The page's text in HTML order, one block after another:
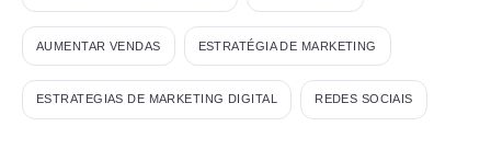
AUMENTAR VENDAS ESTRATÉGIA DE MARKETING
ESTRATEGIAS DE MARKETING DIGITAL REDES SOCIAIS